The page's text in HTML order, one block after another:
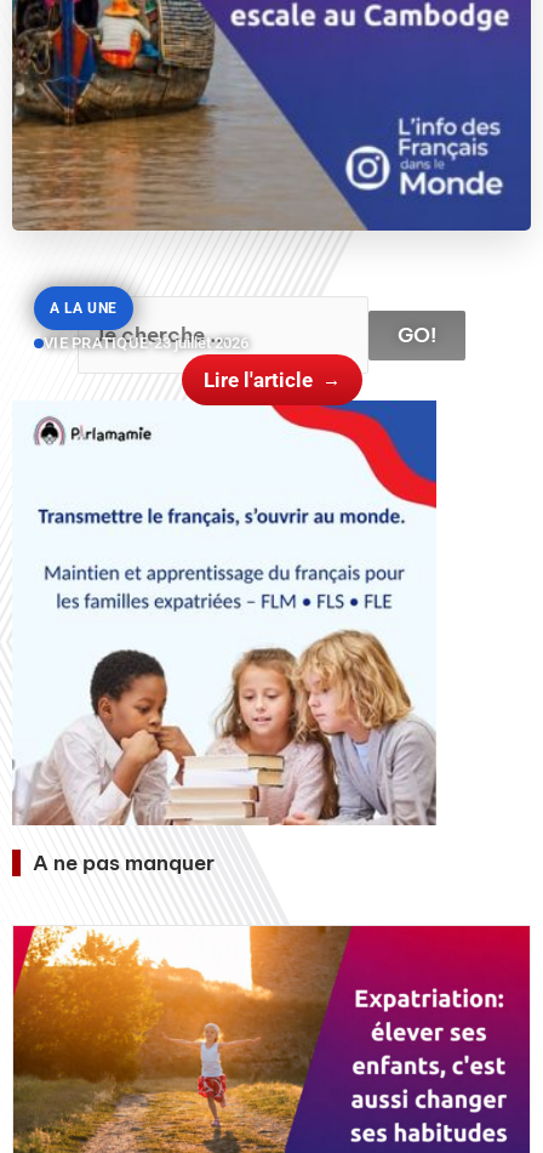
A LA UNE
VIE PRATIQUE•23 juillet 2026
Lire l'article
GO!
A ne pas manquer